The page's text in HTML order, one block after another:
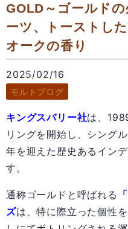
GOLD～ゴールド
ーツ、トーストし
オークの香り
2025/02/16
モルトブログ
キングスバリー社は、
リングを開始し、シング
年を迎えた歴史あるイン
す。
通称ゴールドと呼ばれる
ズは、特に際立った個性